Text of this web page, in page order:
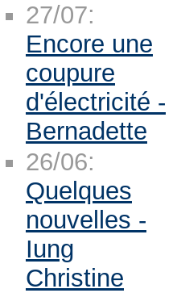
27/07:
Encore une
coupure
d'électricité -
Bernadette
26/06:
Quelques
nouvelles -
Iung
Christine